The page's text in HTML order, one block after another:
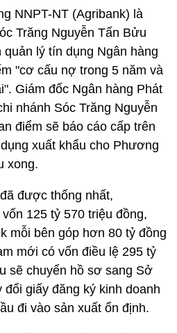
NNPT-NT (Agribank) là
Trăng Nguyễn Tấn Bửu
lý tín dụng Ngân hàng
"cơ cấu nợ trong 5 năm và
Giám đốc Ngân hàng Phát
nhánh Sóc Trăng Nguyễn
điểm sẽ báo cáo cấp trên
xuất khẩu cho Phương
xong.
được thống nhất,
125 tỷ 570 triệu đồng,
mỗi bên góp hơn 80 tỷ đồng
mới có vốn điều lệ 295 tỷ
sẽ chuyển hồ sơ sang Sở
giấy đăng ký kinh doanh
đi vào sản xuất ổn định.